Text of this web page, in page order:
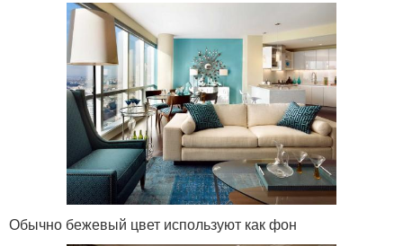
Обычно бежевый цвет используют как фон